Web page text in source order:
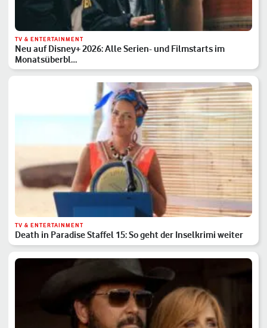
TV & ENTERTAINMENT
Neu auf Disney+ 2026: Alle Serien- und Filmstarts im
Monatsüberbl…
TV & ENTERTAINMENT
Death in Paradise Staffel 15: So geht der Inselkrimi weiter